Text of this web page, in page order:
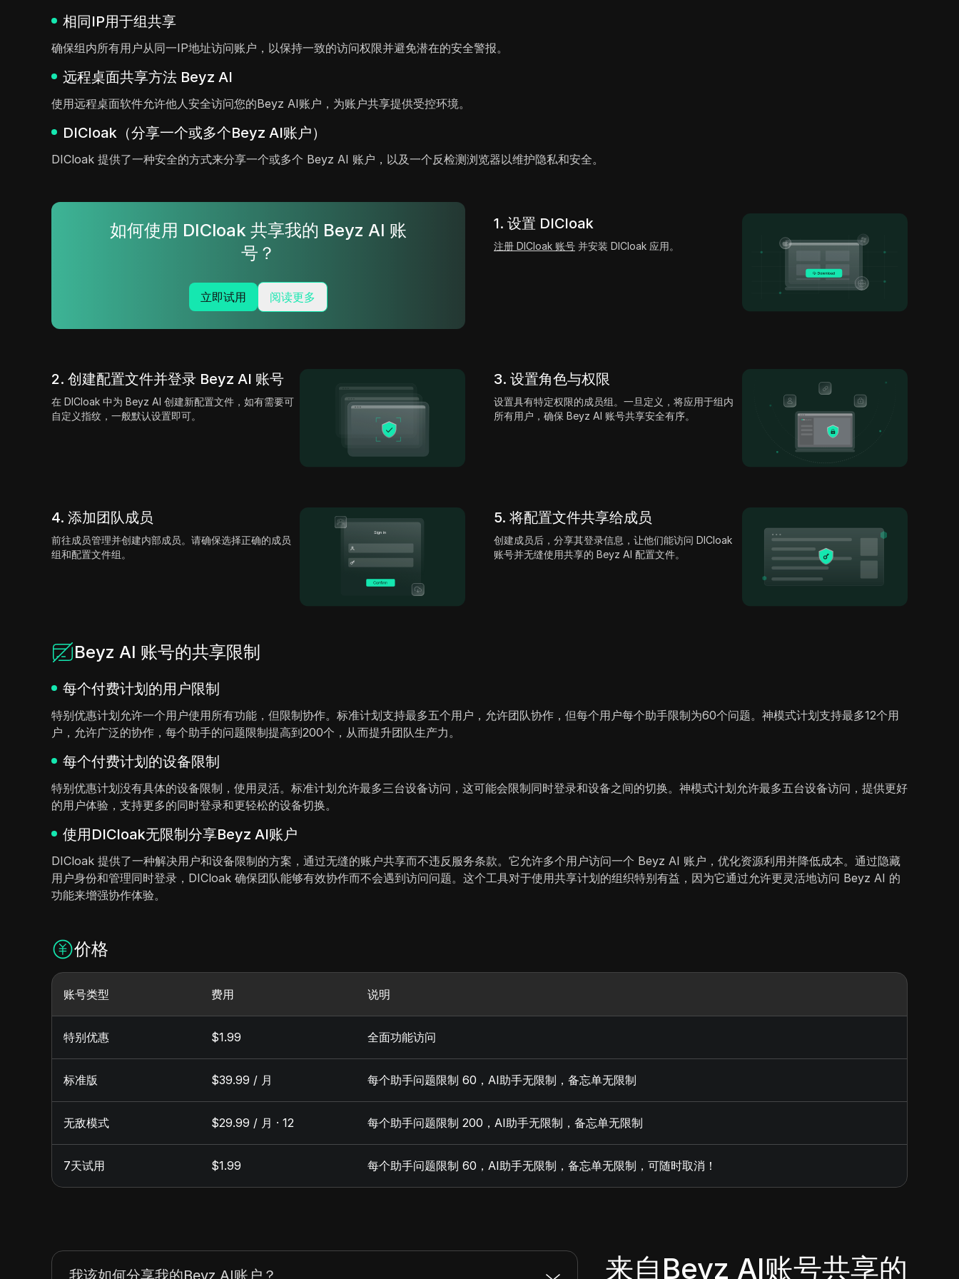
相同IP用于组共享
确保组内所有用户从同一IP地址访问账户，以保持一致的访问权限并避免潜在的安全警报。
远程桌面共享方法 Beyz AI
使用远程桌面软件允许他人安全访问您的Beyz AI账户，为账户共享提供受控环境。
DICloak（分享一个或多个Beyz AI账户）
DICloak 提供了一种安全的方式来分享一个或多个 Beyz AI 账户，以及一个反检测浏览器以维护隐私和安全。
如何使用 DICloak 共享我的 Beyz AI 账
号？
立即试用 阅读更多
1. 设置 DICloak
注册 DICloak 账号 并安装 DICloak 应用。
2. 创建配置文件并登录 Beyz AI 账号
在 DICloak 中为 Beyz AI 创建新配置文件，如有需要可
自定义指纹，一般默认设置即可。
3. 设置角色与权限
设置具有特定权限的成员组。一旦定义，将应用于组内
所有用户，确保 Beyz AI 账号共享安全有序。
4. 添加团队成员
前往成员管理并创建内部成员。请确保选择正确的成员
组和配置文件组。
5. 将配置文件共享给成员
创建成员后，分享其登录信息，让他们能访问 DICloak
账号并无缝使用共享的 Beyz AI 配置文件。
Beyz AI 账号的共享限制
每个付费计划的用户限制
特别优惠计划允许一个用户使用所有功能，但限制协作。标准计划支持最多五个用户，允许团队协作，但每个用户每个助手限制为60个问题。神模式计划支持最多12个用
户，允许广泛的协作，每个助手的问题限制提高到200个，从而提升团队生产力。
每个付费计划的设备限制
特别优惠计划没有具体的设备限制，使用灵活。标准计划允许最多三台设备访问，这可能会限制同时登录和设备之间的切换。神模式计划允许最多五台设备访问，提供更好
的用户体验，支持更多的同时登录和更轻松的设备切换。
使用DICloak无限制分享Beyz AI账户
DICloak 提供了一种解决用户和设备限制的方案，通过无缝的账户共享而不违反服务条款。它允许多个用户访问一个 Beyz AI 账户，优化资源利用并降低成本。通过隐藏
用户身份和管理同时登录，DICloak 确保团队能够有效协作而不会遇到访问问题。这个工具对于使用共享计划的组织特别有益，因为它通过允许更灵活地访问 Beyz AI 的
功能来增强协作体验。
价格
账号类型 费用 说明
特别优惠 $1.99 全面功能访问
标准版 $39.99 / 月 每个助手问题限制 60，AI助手无限制，备忘单无限制
无敌模式 $29.99 / 月 · 12 每个助手问题限制 200，AI助手无限制，备忘单无限制
7天试用 $1.99 每个助手问题限制 60，AI助手无限制，备忘单无限制，可随时取消！
来自Beyz AI账号共享的
我该如何分享我的Beyz AI账户？